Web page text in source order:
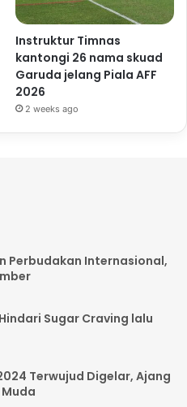
Instruktur Timnas
kantongi 26 nama skuad
Garuda jelang Piala AFF
2026
2 weeks ago
Perbudakan Internasional,
Sugar Craving lalu
Terwujud Digelar, Ajang